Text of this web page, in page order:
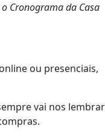
Cronograma da Casa
ou presenciais,
vai nos lembrar